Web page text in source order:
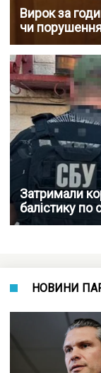
Вирок за
чи
Затримали
балістику по
НОВИНИ